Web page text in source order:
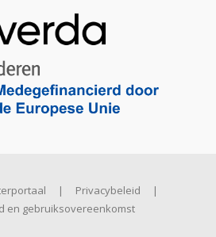
| Privacybeleid
|
en gebruiksovereenkomst